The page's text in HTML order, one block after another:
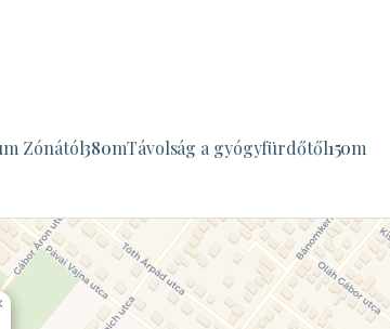
Zónától380mTávolság a gyógyfürdőtől150m